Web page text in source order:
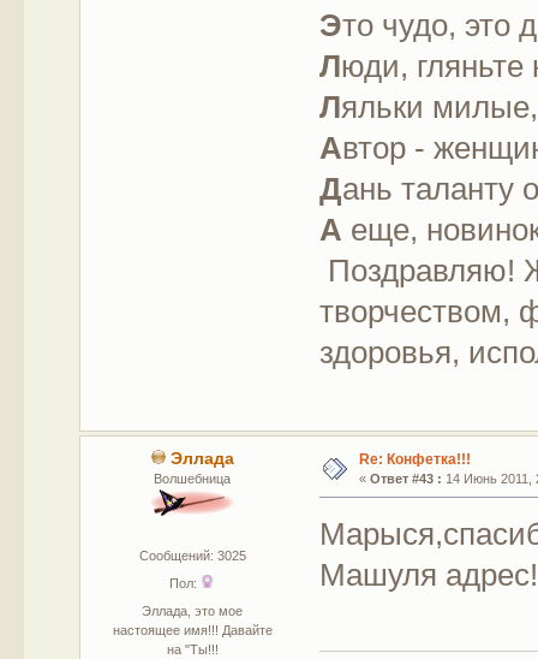
Это чудо, это
Люди, гляньте
Ляльки
Автор -
Дань таланту
А еще,
Поздравляю!
творчеством,
здоровья,
Эллада
Волшебница
Сообщений: 3025
Пол:
Эллада, это мое
настоящее имя!!! Давайте
на "Ты!!!
Re: Конфетка!!!
« Ответ #43 : 14 Июнь 2011,
Машуля